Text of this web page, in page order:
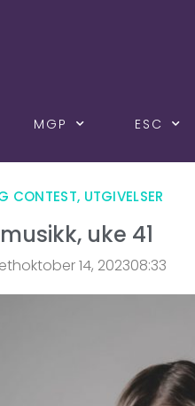
MGP ESC
CONTEST, UTGIVELSER
uke 41
oktober 14, 202308:33